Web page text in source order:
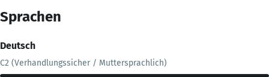
Sprachen
Deutsch
C2 (Verhandlungssicher / Muttersprachlich)